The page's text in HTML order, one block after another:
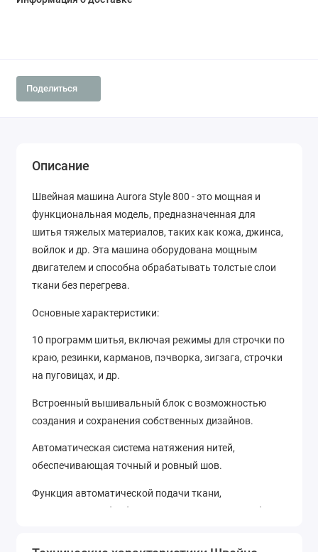
Поделиться
Описание
Швейная машина Aurora Style 800 - это мощная и
функциональная модель, предназначенная для
шитья тяжелых материалов, таких как кожа, джинса,
войлок и др. Эта машина оборудована мощным
двигателем и способна обрабатывать толстые слои
ткани без перегрева.
Основные характеристики:
10 программ шитья, включая режимы для строчки по
краю, резинки, карманов, пэчворка, зигзага, строчки
на пуговицах, и др.
Встроенный вышивальный блок с возможностью
создания и сохранения собственных дизайнов.
Автоматическая система натяжения нитей,
обеспечивающая точный и ровный шов.
Функция автоматической подачи ткани,
позволяющая обрабатывать сложные участки без